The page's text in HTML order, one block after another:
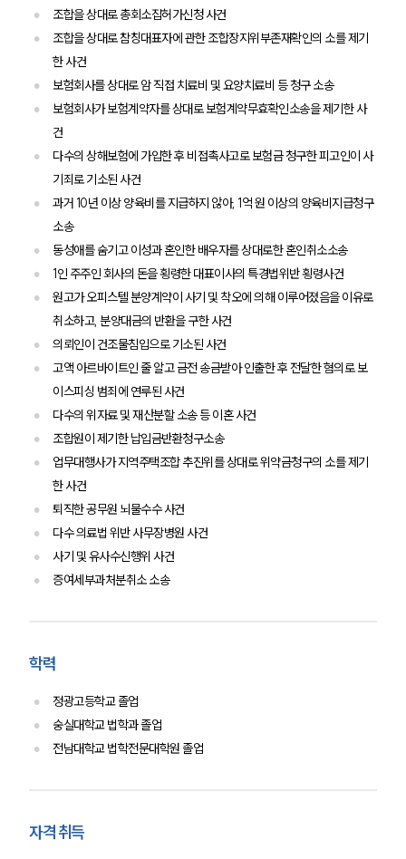
세미나
대륜법률상담예약
대륜법률상담예약
조합을 상대로 총회소집허가신청 사건
조합을 상대로 참칭대표자에 관한 조합장지위부존재확인의 소를 제기
한 사건
보험회사를 상대로 암 직접 치료비 및 요양치료비 등 청구 소송
보험회사가 보험계약자를 상대로 보험계약무효확인소송을 제기한 사
건
다수의 상해보험에 가입한 후 비접촉사고로 보험금 청구한 피고인이 사
기죄로 기소된 사건
과거 10년 이상 양육비를 지급하지 않아, 1억 원 이상의 양육비지급청구
소송
동성애를 숨기고 이성과 혼인한 배우자를 상대로한 혼인취소소송
1인 주주인 회사의 돈을 횡령한 대표이사의 특경법위반 횡령사건
원고가 오피스텔 분양계약이 사기 및 착오에 의해 이루어졌음을 이유로
취소하고, 분양대금의 반환을 구한 사건
의뢰인이 건조물침입으로 기소된 사건
고액 아르바이트인 줄 알고 금전 송금받아 인출한 후 전달한 혐의로 보
이스피싱 범죄에 연루된 사건
다수의 위자료 및 재산분할 소송 등 이혼 사건
조합원이 제기한 납입금반환청구소송
업무대행사가 지역주택조합 추진위를 상대로 위약금청구의 소를 제기
한 사건
퇴직한 공무원 뇌물수수 사건
다수 의료법 위반 사무장병원 사건
사기 및 유사수신행위 사건
증여세부과처분취소 소송
학력
정광고등학교 졸업
숭실대학교 법학과 졸업
전남대학교 법학전문대학원 졸업
자격 취득